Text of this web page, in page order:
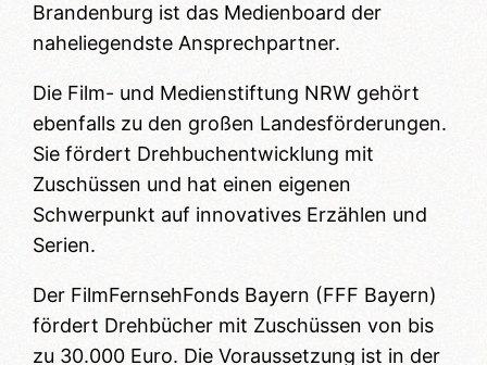
Brandenburg ist das Medienboard der
naheliegendste Ansprechpartner.
Die Film- und Medienstiftung NRW gehört
ebenfalls zu den großen Landesförderungen.
Sie fördert Drehbuchentwicklung mit
Zuschüssen und hat einen eigenen
Schwerpunkt auf innovatives Erzählen und
Serien.
Der FilmFernsehFonds Bayern (FFF Bayern)
fördert Drehbücher mit Zuschüssen von bis
zu 30.000 Euro. Die Voraussetzung ist in der